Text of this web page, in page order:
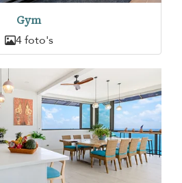
Gym
4 foto's